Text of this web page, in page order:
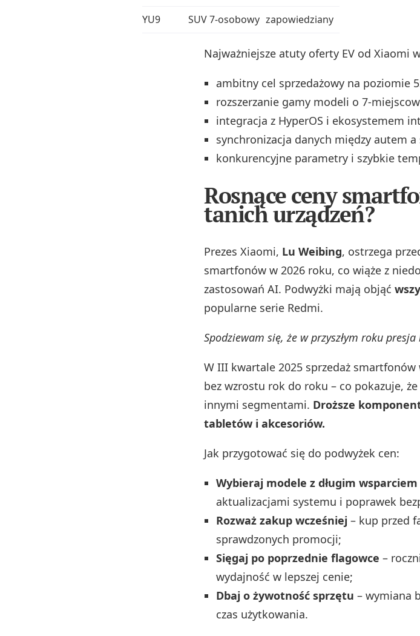
YU9
SUV 7‑osobowy zapowiedziany
Najważniejsze atuty oferty EV od Xiaomi
ambitny cel sprzedażowy na poziomie
rozszerzanie gamy modeli o
integracja z HyperOS i ekosystemem
synchronizacja danych między autem
konkurencyjne parametry i szybkie
Rosnące ceny
tanich urządzeń?
Prezes Xiaomi, Lu Weibing, ostrzega
smartfonów w 2026 roku, co wiąże z
zastosowań AI. Podwyżki mają objąć
popularne serie Redmi.
Spodziewam się, że w przyszłym roku
W III kwartale 2025 sprzedaż
bez wzrostu rok do roku – co pokazuje,
innymi segmentami. Droższe
tabletów i akcesoriów.
Jak przygotować się do podwyżek cen:
Wybieraj modele z długim wsparciem
aktualizacjami systemu i poprawek
Rozważ zakup wcześniej – kup przed
sprawdzonych promocji;
Sięgaj po poprzednie flagowce –
wydajność w lepszej cenie;
Dbaj o żywotność sprzętu – wymiana
czas użytkowania.